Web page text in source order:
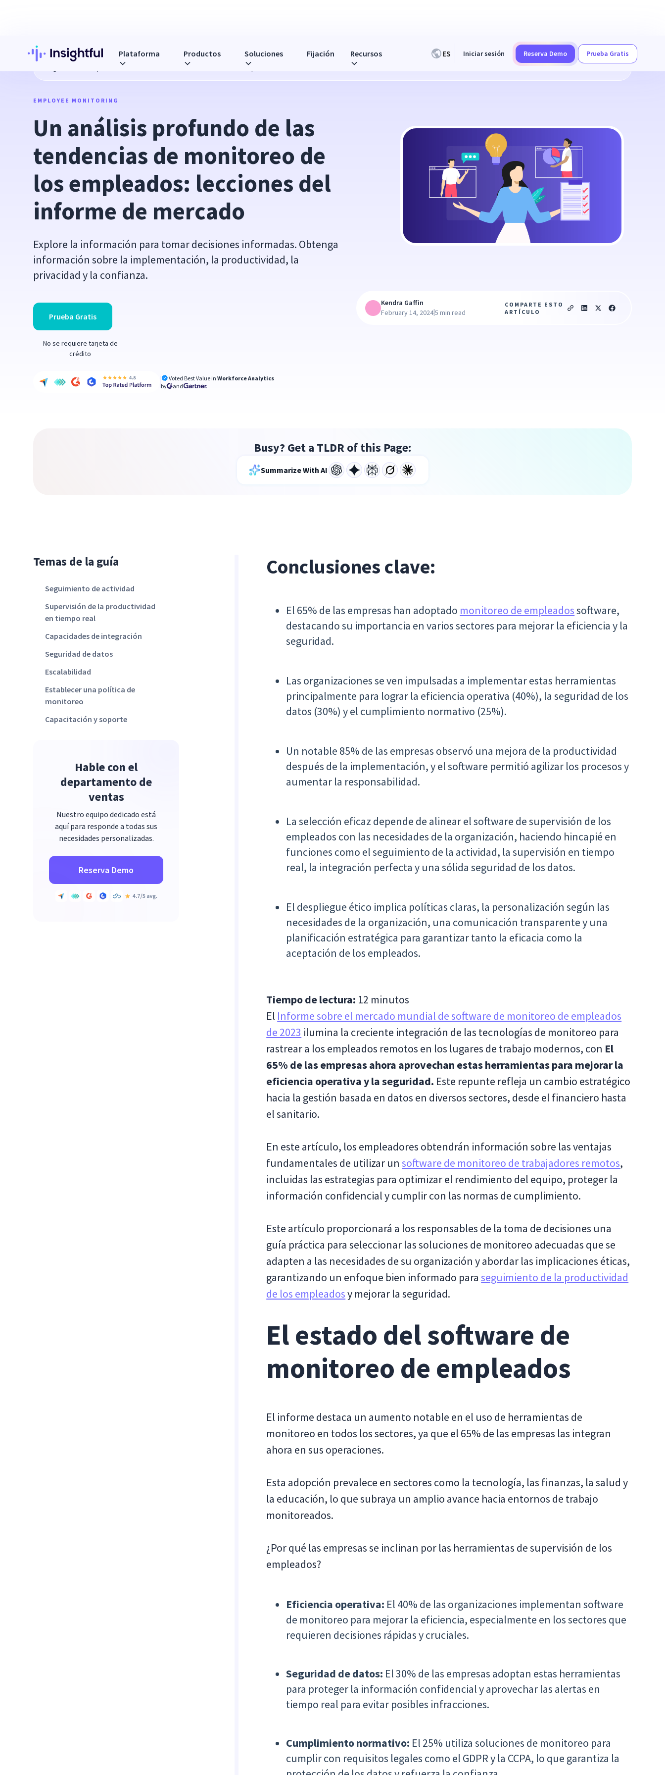
Plataforma Productos Soluciones Fijación Recursos ES Iniciar sesión Reserva Demo
Prueba Gratis
Un análisis profundo de las tendencias de monitoreo de los empleados: lecciones del informe de mercado
EMPLOYEE MONITORING
Un análisis profundo de las
tendencias de monitoreo de
los empleados: lecciones del
informe de mercado
Explore la información para tomar decisiones informadas. Obtenga
información sobre la implementación, la productividad, la
privacidad y la confianza.
Prueba Gratis
No se requiere tarjeta de
crédito
Voted Best Value inWorkforce Analytics
by
and
Kendra Gaffin
February 14, 2024|5 min read
COMPARTE ESTO
ARTÍCULO
Busy? Get a TLDR of this Page:
Summarize With AI
Temas de la guía
Seguimiento de actividad
Supervisión de la productividad
en tiempo real
Capacidades de integración
Seguridad de datos
Escalabilidad
Establecer una política de
monitoreo
Capacitación y soporte
Hable con el
departamento de
ventas
Nuestro equipo dedicado está
aquí para responde a todas sus
necesidades personalizadas.
Reserva Demo
Conclusiones clave:
El 65% de las empresas han adoptado monitoreo de empleadossoftware,
destacando su importancia en varios sectores para mejorar la eficiencia y la
seguridad.
Las organizaciones se ven impulsadas a implementar estas herramientas
principalmente para lograr la eficiencia operativa (40%), la seguridad de los
datos (30%) y el cumplimiento normativo (25%).
Un notable 85% de las empresas observó una mejora de la productividad
después de la implementación, y el software permitió agilizar los procesos y
aumentar la responsabilidad.
La selección eficaz depende de alinear el software de supervisión de los
empleados con las necesidades de la organización, haciendo hincapié en
funciones como el seguimiento de la actividad, la supervisión en tiempo
real, la integración perfecta y una sólida seguridad de los datos.
El despliegue ético implica políticas claras, la personalización según las
necesidades de la organización, una comunicación transparente y una
planificación estratégica para garantizar tanto la eficacia como la
aceptación de los empleados.
Tiempo de lectura: 12 minutos
El Informe sobre el mercado mundial de software de monitoreo de empleados
de 2023 ilumina la creciente integración de las tecnologías de monitoreo para
rastrear a los empleados remotos en los lugares de trabajo modernos, con El
65% de las empresas ahora aprovechan estas herramientas para mejorar la
eficiencia operativa y la seguridad. Este repunte refleja un cambio estratégico
hacia la gestión basada en datos en diversos sectores, desde el financiero hasta
el sanitario.
En este artículo, los empleadores obtendrán información sobre las ventajas
fundamentales de utilizar unsoftware de monitoreo de trabajadores remotos,
incluidas las estrategias para optimizar el rendimiento del equipo, proteger la
información confidencial y cumplir con las normas de cumplimiento.
Este artículo proporcionará a los responsables de la toma de decisiones una
guía práctica para seleccionar las soluciones de monitoreo adecuadas que se
adapten a las necesidades de su organización y abordar las implicaciones éticas,
garantizando un enfoque bien informado paraseguimiento de la productividad
de los empleadosy mejorar la seguridad.
El estado del software de
monitoreo de empleados
El informe destaca un aumento notable en el uso de herramientas de
monitoreo en todos los sectores, ya que el 65% de las empresas las integran
ahora en sus operaciones.
Esta adopción prevalece en sectores como la tecnología, las finanzas, la salud y
la educación, lo que subraya un amplio avance hacia entornos de trabajo
monitoreados.
¿Por qué las empresas se inclinan por las herramientas de supervisión de los
empleados?
Eficiencia operativa: El 40% de las organizaciones implementan software
de monitoreo para mejorar la eficiencia, especialmente en los sectores que
requieren decisiones rápidas y cruciales.
Seguridad de datos: El 30% de las empresas adoptan estas herramientas
para proteger la información confidencial y aprovechar las alertas en
tiempo real para evitar posibles infracciones.
Cumplimiento normativo: El 25% utiliza soluciones de monitoreo para
cumplir con requisitos legales como el GDPR y la CCPA, lo que garantiza la